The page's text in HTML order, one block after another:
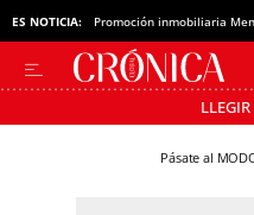
ES NOTICIA: Promoción inmobiliaria
Pásate al